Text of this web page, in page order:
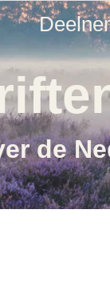
de